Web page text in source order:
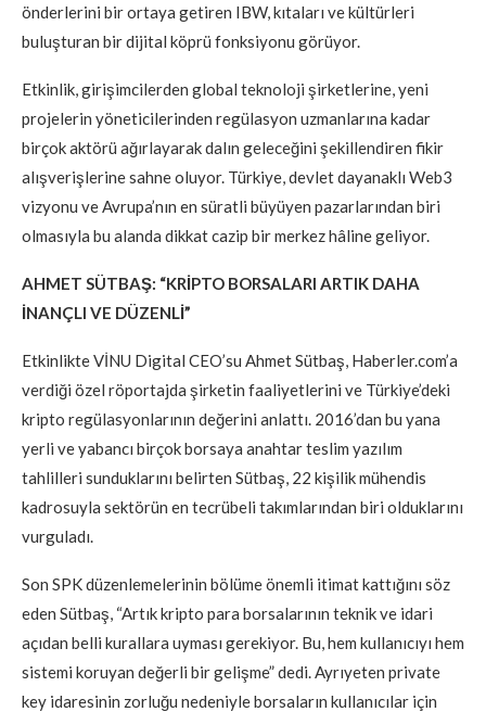
önderlerini bir ortaya getiren IBW, kıtaları ve kültürleri
buluşturan bir dijital köprü fonksiyonu görüyor.
Etkinlik, girişimcilerden global teknoloji şirketlerine, yeni
projelerin yöneticilerinden regülasyon uzmanlarına kadar
birçok aktörü ağırlayarak dalın geleceğini şekillendiren fikir
alışverişlerine sahne oluyor. Türkiye, devlet dayanaklı Web3
vizyonu ve Avrupa’nın en süratli büyüyen pazarlarından biri
olmasıyla bu alanda dikkat cazip bir merkez hâline geliyor.
AHMET SÜTBAŞ: “KRİPTO BORSALARI ARTIK DAHA
İNANÇLI VE DÜZENLİ”
Etkinlikte VİNU Digital CEO’su Ahmet Sütbaş, Haberler.com’a
verdiği özel röportajda şirketin faaliyetlerini ve Türkiye’deki
kripto regülasyonlarının değerini anlattı. 2016’dan bu yana
yerli ve yabancı birçok borsaya anahtar teslim yazılım
tahlilleri sunduklarını belirten Sütbaş, 22 kişilik mühendis
kadrosuyla sektörün en tecrübeli takımlarından biri olduklarını
vurguladı.
Son SPK düzenlemelerinin bölüme önemli itimat kattığını söz
eden Sütbaş, “Artık kripto para borsalarının teknik ve idari
açıdan belli kurallara uyması gerekiyor. Bu, hem kullanıcıyı hem
sistemi koruyan değerli bir gelişme” dedi. Ayrıyeten private
key idaresinin zorluğu nedeniyle borsaların kullanıcılar için